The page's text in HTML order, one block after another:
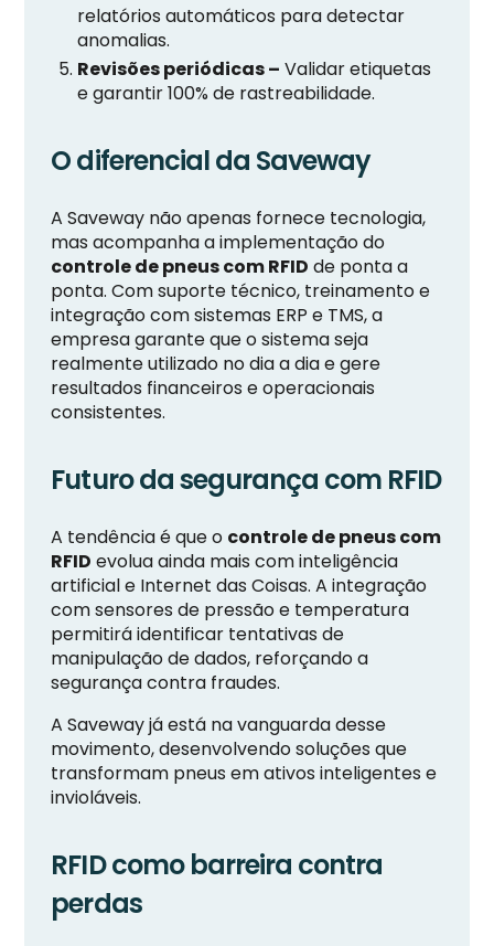
relatórios automáticos para detectar
anomalias.
Revisões periódicas – Validar etiquetas
e garantir 100% de rastreabilidade.
O diferencial da Saveway
A Saveway não apenas fornece tecnologia,
mas acompanha a implementação do
controle de pneus com RFID de ponta a
ponta. Com suporte técnico, treinamento e
integração com sistemas ERP e TMS, a
empresa garante que o sistema seja
realmente utilizado no dia a dia e gere
resultados financeiros e operacionais
consistentes.
Futuro da segurança com RFID
A tendência é que o controle de pneus com
RFID evolua ainda mais com inteligência
artificial e Internet das Coisas. A integração
com sensores de pressão e temperatura
permitirá identificar tentativas de
manipulação de dados, reforçando a
segurança contra fraudes.
A Saveway já está na vanguarda desse
movimento, desenvolvendo soluções que
transformam pneus em ativos inteligentes e
invioláveis.
RFID como barreira contra
perdas